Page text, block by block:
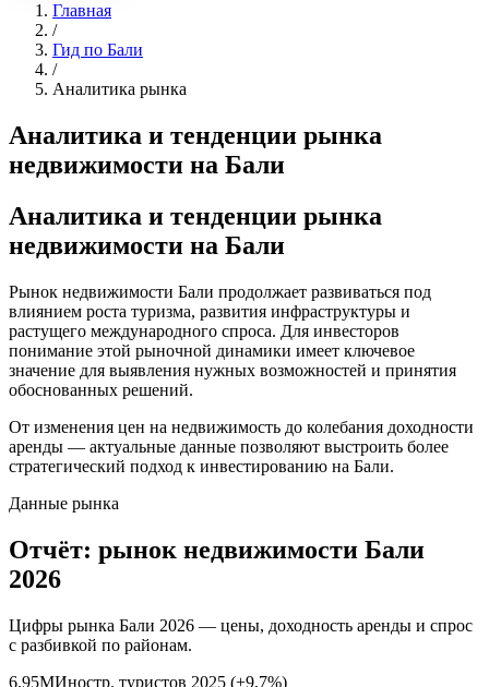
Главная
/
Гид по Бали
/
Аналитика рынка
Аналитика и тенденции рынка
недвижимости на Бали
Аналитика и тенденции рынка
недвижимости на Бали
Рынок недвижимости Бали продолжает развиваться под
влиянием роста туризма, развития инфраструктуры и
растущего международного спроса. Для инвесторов
понимание этой рыночной динамики имеет ключевое
значение для выявления нужных возможностей и принятия
обоснованных решений.
От изменения цен на недвижимость до колебания доходности
аренды — актуальные данные позволяют выстроить более
стратегический подход к инвестированию на Бали.
Данные рынка
Отчёт: рынок недвижимости Бали
2026
Цифры рынка Бали 2026 — цены, доходность аренды и спрос
с разбивкой по районам.
6.95MИностр. туристов 2025 (+9,7%)